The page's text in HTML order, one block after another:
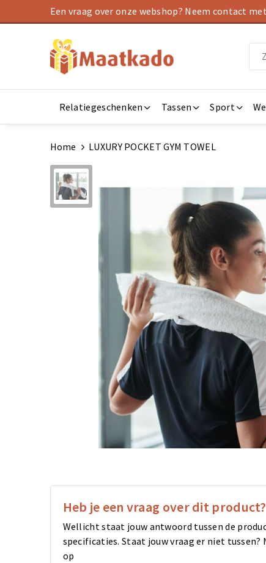
Een vraag over onze webshop? Neem contact
Relatiegeschenken Tassen Sport
Home LUXURY POCKET GYM TOWEL
Heb je een vraag over dit product?
Wellicht staat jouw antwoord tussen de
specificaties. Staat jouw vraag er niet tussen?
op